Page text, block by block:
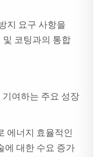
지 요구 사항을
및 코팅과의 통합
기여하는 주요 성장
에너지 효율적인
에 대한 수요 증가